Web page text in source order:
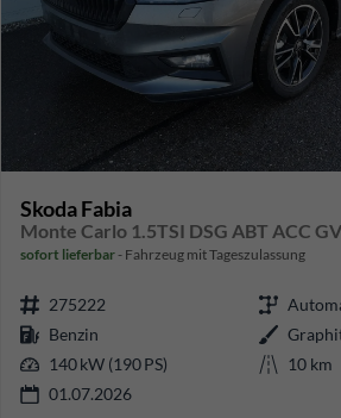
Skoda Fabia
Monte Carlo 1.5TSI DSG ABT ACC
sofort lieferbar Fahrzeug mit Tageszulassung
275222
Benzin
140 kW (190 PS)
10 km
01.07.2026